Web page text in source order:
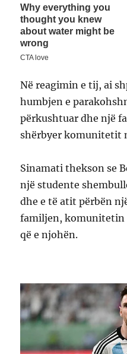
Në reagimin e tij, ai
humbjen e
përkushtuar dhe një
shërbyer komunitetit
Sinamati thekson se
një studente
dhe e të atit përbën
familjen, komunitetin
që e njohën.